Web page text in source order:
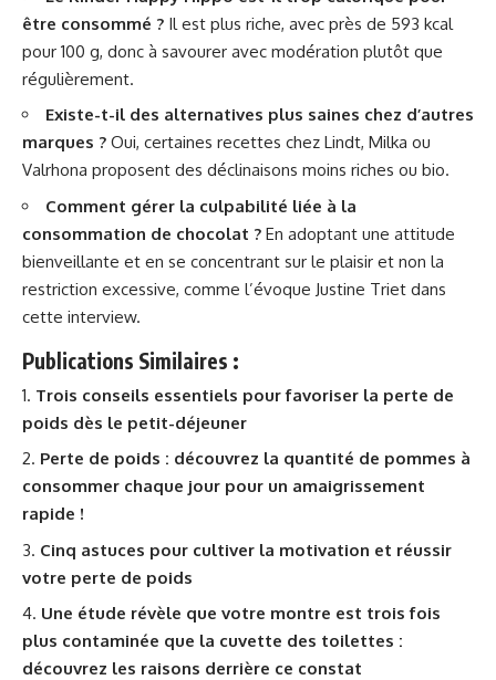
être consommé ? Il est plus riche, avec près de 593 kcal
pour 100 g, donc à savourer avec modération plutôt que
régulièrement.
Existe-t-il des alternatives plus saines chez d’autres
marques ? Oui, certaines recettes chez Lindt, Milka ou
Valrhona proposent des déclinaisons moins riches ou bio.
Comment gérer la culpabilité liée à la
consommation de chocolat ? En adoptant une attitude
bienveillante et en se concentrant sur le plaisir et non la
restriction excessive, comme l’évoque Justine Triet dans
cette interview.
Publications Similaires :
Trois conseils essentiels pour favoriser la perte de
poids dès le petit-déjeuner
Perte de poids : découvrez la quantité de pommes à
consommer chaque jour pour un amaigrissement
rapide !
Cinq astuces pour cultiver la motivation et réussir
votre perte de poids
Une étude révèle que votre montre est trois fois
plus contaminée que la cuvette des toilettes :
découvrez les raisons derrière ce constat